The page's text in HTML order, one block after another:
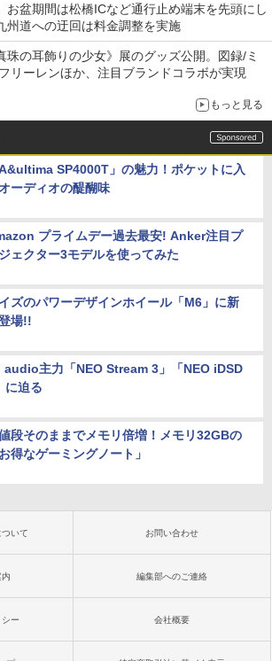
お盆期間は松橋ICなど通行止め端末を先頭にし
州道への迂回は料金調整を実施
珠の耳飾りの少女》展のグッズ公開。図録/ミ
リーレンほか、注目ブランドコラボが実現
もっと見る
A&ultima SP4000T」の魅力！ポケットに入
ーディオの醍醐味
プライムデー過去最安! Anker注目プ
ェクター3モデルを使ってみた
ズのパワーデザインホイール「M6」に新
場!!
audio主力「NEO Stream 3」「NEO iDSD
に迫る
段そのままでメモリ倍増！メモリ32GBの
お得なゲーミングノート」
いて お問い合わせ
編集部へのご連絡
ー 会社概要